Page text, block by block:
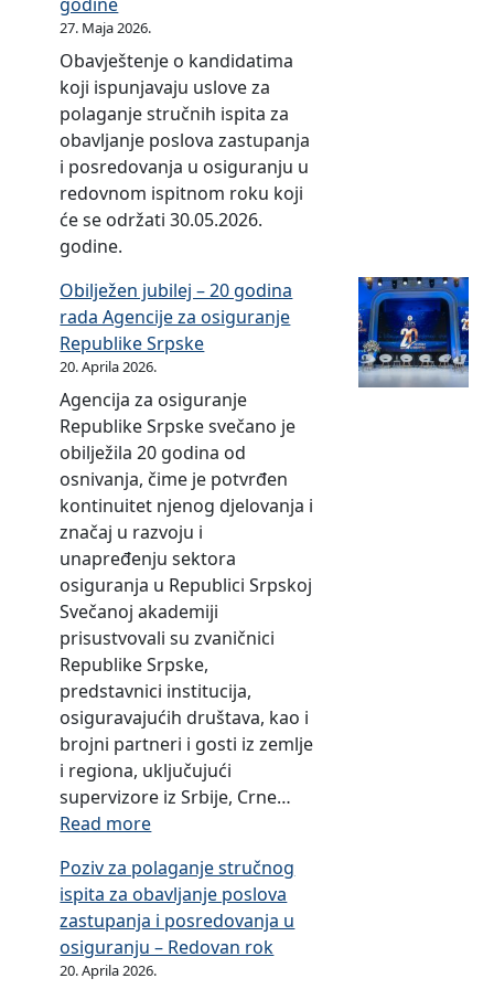
i
n
a
n
s
i
a
t
e
r
o
r
i
s
t
i
č
k
i
h
a
k
t
i
v
n
o
t
i
(
S
l
a
i
f
i
n
a
n
s
i
r
a
n
j
a
e
r
o
r
i
s
t
i
č
k
i
h
a
k
t
i
v
n
o
s
t
i
n
o
v
c
a
i
f
i
n
n
s
i
r
a
n
j
a
t
e
r
o
r
i
s
t
i
č
k
i
h
k
t
i
v
n
s
i
g
u
r
a
n
j
a
d
a
u
t
o
o
d
g
o
v
o
r
n
o
s
t
i
a
z
a
o
s
i
g
u
r
a
j
e
k
j
a
p
o
s
l
u
j
u
n
a
t
r
ž
i
š
t
o
s
i
g
m
a
z
a
u
p
r
a
v
l
a
n
j
e
k
a
p
i
t
a
l
o
m
27. Maja 2026.
Obavještenje o kandidatima
koji ispunjavaju uslove za
polaganje stručnih ispita za
obavljanje poslova zastupanja
i posredovanja u osiguranju u
redovnom ispitnom roku koji
će se održati 30.05.2026.
godine.
Obilježen jubilej – 20 godina
rada Agencije za osiguranje
Republike Srpske
20. Aprila 2026.
Agencija za osiguranje
Republike Srpske svečano je
obilježila 20 godina od
osnivanja, čime je potvrđen
kontinuitet njenog djelovanja i
značaj u razvoju i
unapređenju sektora
osiguranja u Republici Srpskoj
Svečanoj akademiji
prisustvovali su zvaničnici
Republike Srpske,
predstavnici institucija,
osiguravajućih društava, kao i
brojni partneri i gosti iz zemlje
i regiona, uključujući
supervizore iz Srbije, Crne…
Read more:
b
i
l
j
e
Poziv za polaganje stručnog
ispita za obavljanje poslova
zastupanja i posredovanja u
osiguranju – Redovan rok
20. Aprila 2026.